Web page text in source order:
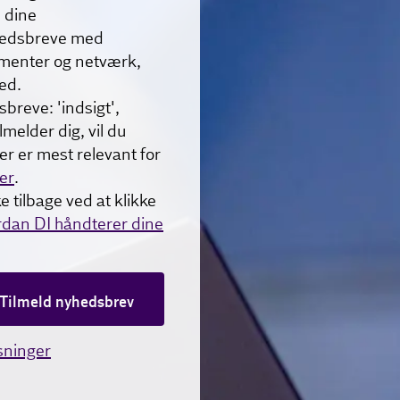
dine
med
og netværk,
'indsigt',
dig, vil du
er mest relevant for
.
tilbage ved at klikke
DI håndterer dine
Tilmeld nyhedsbrev